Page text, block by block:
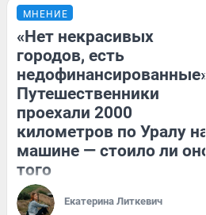
МНЕНИЕ
«Нет некрасивых
городов, есть
недофинансированные».
Путешественники
проехали 2000
километров по Уралу на
машине — стоило ли оно
того
Екатерина Литкевич